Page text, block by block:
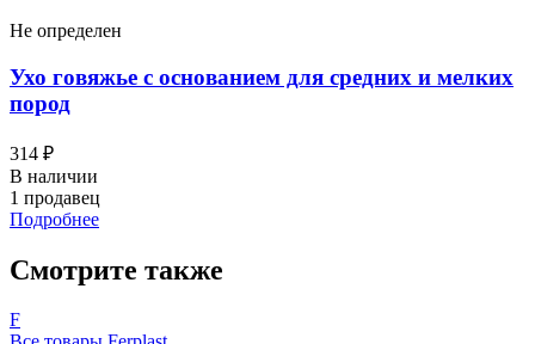
Не определен
Ухо говяжье с основанием для средних и мелких
пород
314 ₽
В наличии
1 продавец
Подробнее
Смотрите также
F